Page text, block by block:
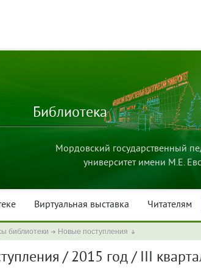
Библиотека
Мордовский государственный
университет имени М.Е.
Виртуальная выставка Читателям
библиотеки Новые поступления
/ 2015 год / III